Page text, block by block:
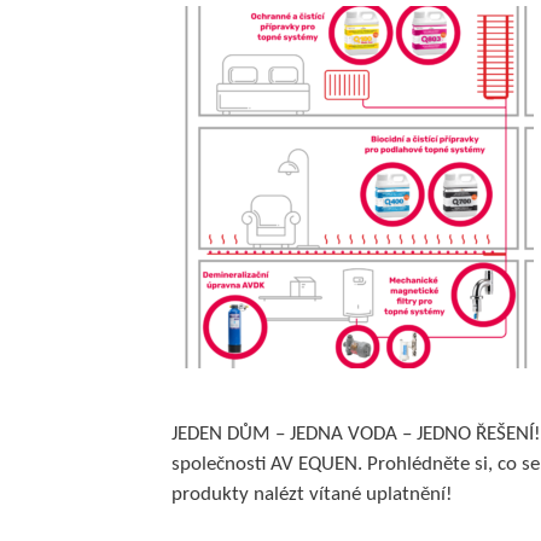
JEDEN DŮM – JEDNA VODA – JEDNO
společnosti AV EQUEN. Prohlédněte si, co
produkty nalézt vítané uplatnění!